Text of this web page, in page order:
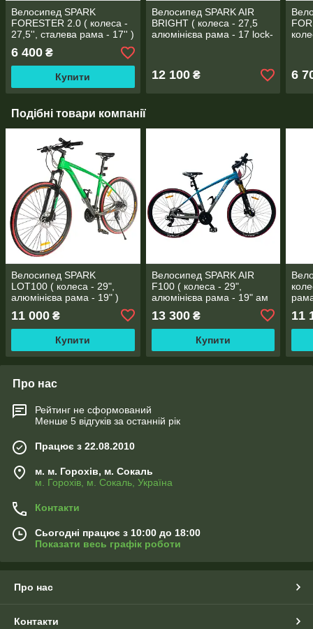
Велосипед SPARK
FORESTER 2.0 ( колеса -
27,5'', сталева рама - 17'' )
6 400 ₴
Купити
Велосипед SPARK AIR
BRIGHT ( колеса - 27,5
алюмінієва рама - 17 lock-
12 100₴ 6
Подібні товари компанії
Велосипед SPARK
LOT100 ( колеса - 29",
алюмінієва рама - 19" )
11 000 ₴
Купити
Велосипед SPARK AIR
F100 ( колеса - 29",
алюмінієва рама - 19" ам
13 300₴
Купити
11
Про нас
Рейтинг не сформований
Менше 5 відгуків за останній рік
Працює з 22.08.2010
м. м. Горохів, м. Сокаль
м. Горохів, м. Сокаль, Україна
Контакти
Сьогодні працює з 10:00 до 18:00
Показати весь графік роботи
Про нас
Контакти